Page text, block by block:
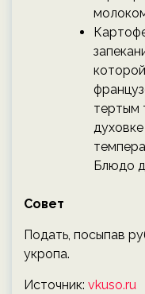
тертым
Блюдо
Совет
Подать, посыпав
укропа.
Источник: vkuso.ru